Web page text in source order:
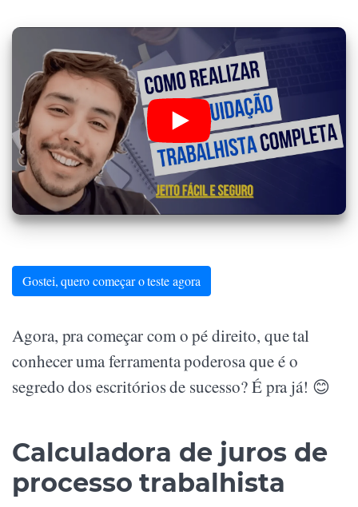
Gostei, quero começar o teste agora
Agora, pra começar com o pé direito, que tal
conhecer uma ferramenta poderosa que é o
segredo dos escritórios de sucesso? É pra já! 😊
Calculadora de juros de
processo trabalhista